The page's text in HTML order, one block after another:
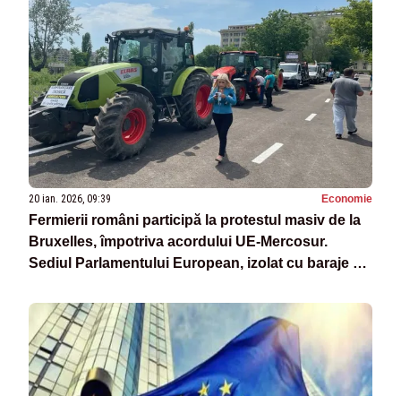
20 ian. 2026, 09:39 Economie
Fermierii români participă la protestul masiv de la
Bruxelles, împotriva acordului UE-Mercosur.
Sediul Parlamentului European, izolat cu baraje ale